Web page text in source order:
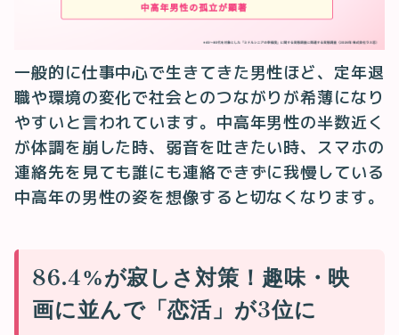
一般的に仕事中心で生きてきた男性ほど、定年退
職や環境の変化で社会とのつながりが希薄になり
やすいと言われています。中高年男性の半数近く
が体調を崩した時、弱音を吐きたい時、スマホの
連絡先を見ても誰にも連絡できずに我慢している
中高年の男性の姿を想像すると切なくなります。
86.4%が寂しさ対策！趣味・映
画に並んで「恋活」が3位に